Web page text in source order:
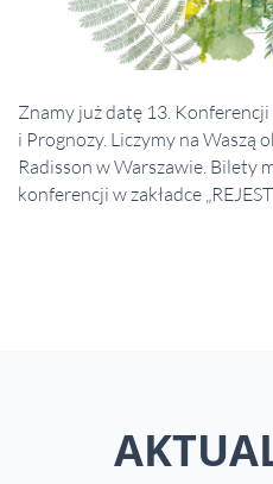
Znamy już datę 13.
i Prognozy. Liczymy na Waszą
Radisson w Warszawie. Bilety
konferencji w zakładce